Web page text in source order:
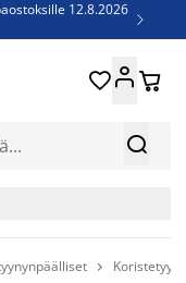
12.8.2026


 
